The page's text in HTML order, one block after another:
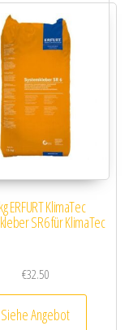
ERFURT KlimaTec
SR6 für KlimaTec
€32.50
Siehe Angebot